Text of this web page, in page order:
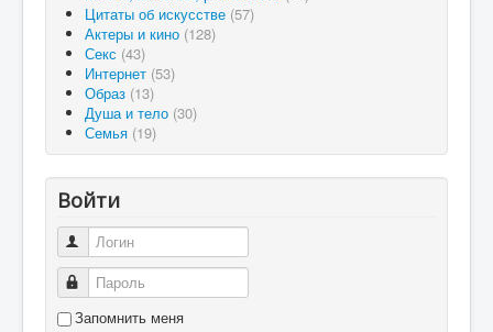
Цитаты об искусстве (57)
Актеры и кино (128)
Секс (43)
Интернет (53)
Образ (13)
Душа и тело (30)
Семья (19)
Войти
Логин
Пароль
Запомнить меня